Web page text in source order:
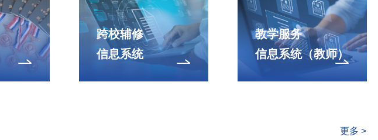
跨校辅修
信息系统
教学服务
信息系统（教师）
更多 >